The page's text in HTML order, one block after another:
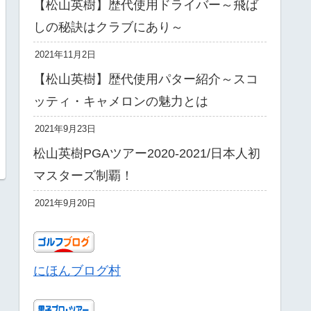
【松山英樹】歴代使用ドライバー～飛ば
しの秘訣はクラブにあり～
2021年11月2日
【松山英樹】歴代使用パター紹介～スコ
ッティ・キャメロンの魅力とは
2021年9月23日
松山英樹PGAツアー2020-2021/日本人初
マスターズ制覇！
2021年9月20日
にほんブログ村